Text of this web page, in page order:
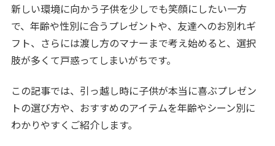
新しい環境に向かう子供を少しでも笑顔にしたい一方
で、年齢や性別に合うプレゼントや、友達へのお別れギ
フト、さらには渡し方のマナーまで考え始めると、選択
肢が多くて戸惑ってしまいがちです。
この記事では、引っ越し時に子供が本当に喜ぶプレゼン
トの選び方や、おすすめのアイテムを年齢やシーン別に
わかりやすくご紹介します。